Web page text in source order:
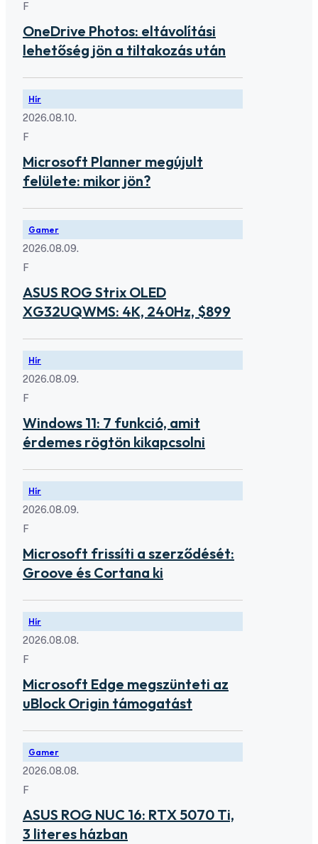
F
OneDrive Photos: eltávolítási
lehetőség jön a tiltakozás után
Hír
2026.08.10.
F
Microsoft Planner megújult
felülete: mikor jön?
Gamer
2026.08.09.
F
ASUS ROG Strix OLED
XG32UQWMS: 4K, 240Hz, $899
Hír
2026.08.09.
F
Windows 11: 7 funkció, amit
érdemes rögtön kikapcsolni
Hír
2026.08.09.
F
Microsoft frissíti a szerződését:
Groove és Cortana ki
Hír
2026.08.08.
F
Microsoft Edge megszünteti az
uBlock Origin támogatást
Gamer
2026.08.08.
F
ASUS ROG NUC 16: RTX 5070 Ti,
3 literes házban